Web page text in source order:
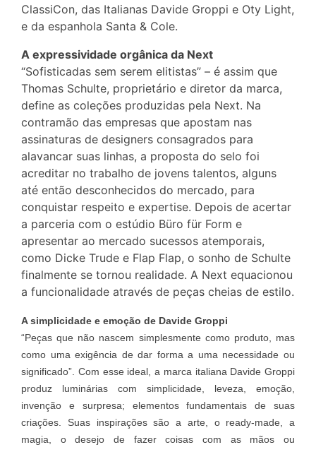
ClassiCon, das Italianas Davide Groppi e Oty Light,
e da espanhola Santa & Cole.
A expressividade orgânica da Next
“Sofisticadas sem serem elitistas” – é assim que
Thomas Schulte, proprietário e diretor da marca,
define as coleções produzidas pela Next. Na
contramão das empresas que apostam nas
assinaturas de designers consagrados para
alavancar suas linhas, a proposta do selo foi
acreditar no trabalho de jovens talentos, alguns
até então desconhecidos do mercado, para
conquistar respeito e expertise. Depois de acertar
a parceria com o estúdio Büro für Form e
apresentar ao mercado sucessos atemporais,
como Dicke Trude e Flap Flap, o sonho de Schulte
finalmente se tornou realidade. A Next equacionou
a funcionalidade através de peças cheias de estilo.
A simplicidade e emoção de Davide Groppi
“Peças que não nascem simplesmente como produto, mas
como uma exigência de dar forma a uma necessidade ou
significado”. Com esse ideal, a marca italiana Davide Groppi
produz luminárias com simplicidade, leveza, emoção,
invenção e surpresa; elementos fundamentais de suas
criações. Suas inspirações são a arte, o ready-made, a
magia, o desejo de fazer coisas com as mãos ou